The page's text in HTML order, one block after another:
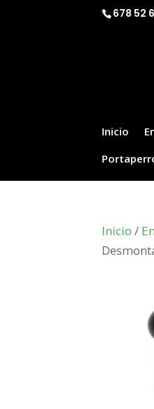
678 52
Inicio
Inicio /